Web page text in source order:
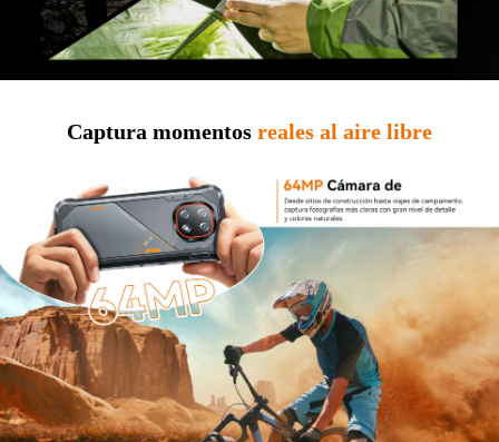
Captura momentos reales al aire libre